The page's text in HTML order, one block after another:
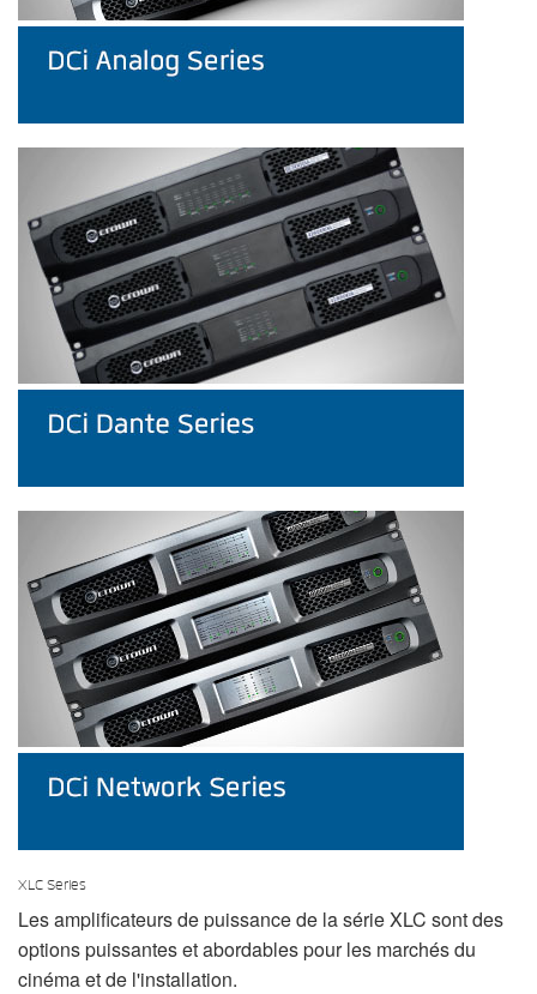
Langue/Région
XLC Series
Les amplificateurs de puissance de la série XLC sont des
options puissantes et abordables pour les marchés du
cinéma et de l'installation.